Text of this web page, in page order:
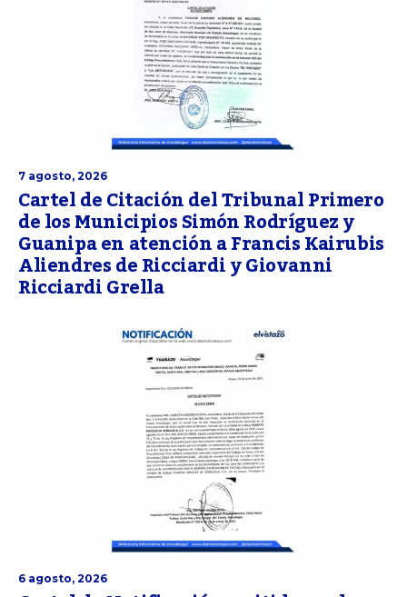
7 agosto, 2026
Cartel de Citación del Tribunal Primero
de los Municipios Simón Rodríguez y
Guanipa en atención a Francis Kairubis
Aliendres de Ricciardi y Giovanni
Ricciardi Grella
6 agosto, 2026